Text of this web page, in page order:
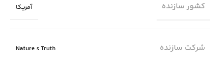
کشور سازنده آمریکا
شرکت سازنده Nature s Truth